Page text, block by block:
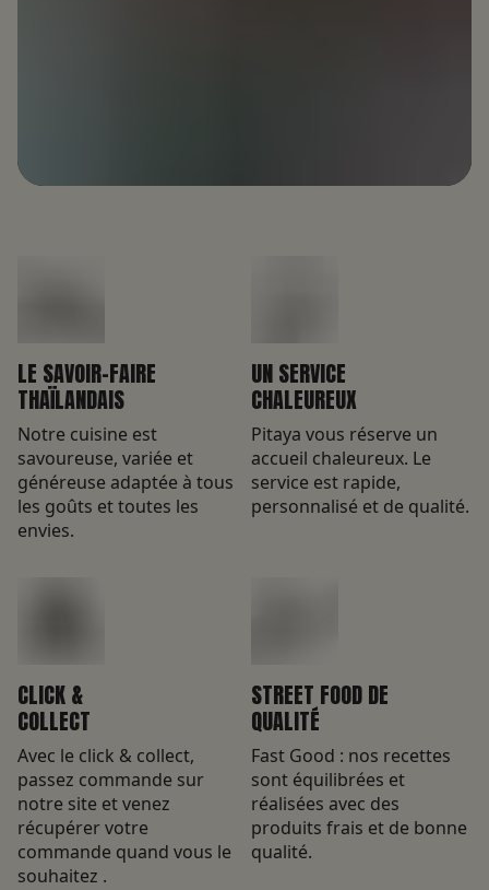
LE SAVOIR-FAIRE
THAÏLANDAIS
Notre cuisine est
savoureuse, variée et
généreuse adaptée à tous
les goûts et toutes les
envies.
UN SERVICE
CHALEUREUX
Pitaya vous réserve un
accueil chaleureux. Le
service est rapide,
personnalisé et de qualité.
CLICK &
COLLECT
Avec le click & collect,
passez commande sur
notre site et venez
récupérer votre
commande quand vous le
souhaitez .
STREET FOOD DE
QUALITÉ
Fast Good : nos recettes
sont équilibrées et
réalisées avec des
produits frais et de bonne
qualité.